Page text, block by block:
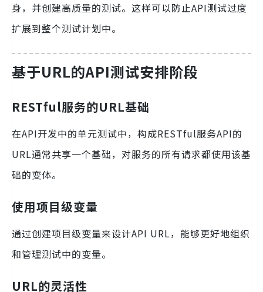
身，并创建高质量的测试。这样可以防止API测试过度
扩展到整个测试计划中。
基于URL的API测试安排阶段
RESTful服务的URL基础
在API开发中的单元测试中，构成RESTful服务API的
URL通常共享一个基础，对服务的所有请求都使用该基
础的变体。
使用项目级变量
通过创建项目级变量来设计API URL，能够更好地组织
和管理测试中的变量。
URL的灵活性